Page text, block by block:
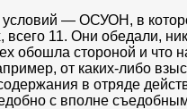
условий — ОСУОН, в
11. Они обедали,
обошла стороной и
от каких-либо
в отряде
с вполне